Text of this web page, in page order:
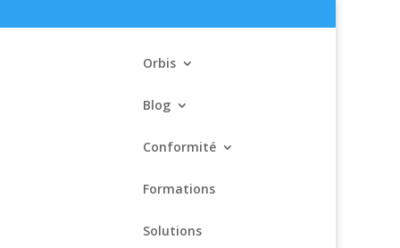
Orbis
Blog
Conformité
Formations
Solutions
Articles récents